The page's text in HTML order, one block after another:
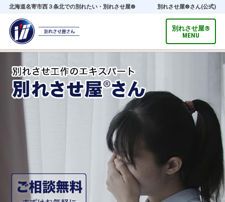
北海道名寄市西３条北での別れたい・別れさせ屋® 別れさせ屋®さん(公式)
別れさせ屋®
MENU